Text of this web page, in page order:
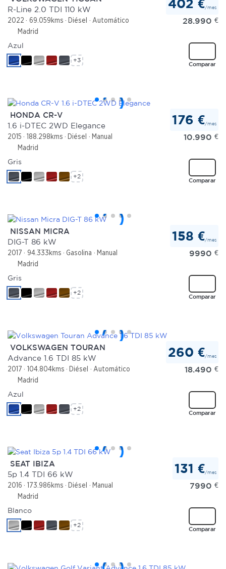
R-Line 2.0 TDI 110 kW
2022 69.059kms Diésel
Automático
Madrid
402 €/mes
28.990 €
Comparar
Azul
+3
HONDA CR-V
1.6 i-DTEC 2WD Elegance
2015 188.298kms Diésel
Manual
Madrid
176 €/mes
10.990 €
Comparar
Gris
+2
NISSAN MICRA
DIG-T 86 kW
2017 94.333kms Gasolina
Manual
Madrid
158 €/mes
9990 €
Comparar
Gris
+2
VOLKSWAGEN TOURAN
Advance 1.6 TDI 85 kW
2017 104.804kms Diésel
Automático
Madrid
260 €/mes
18.490 €
Comparar
Azul
+2
SEAT IBIZA
5p 1.4 TDI 66 kW
2016 173.986kms Diésel
Manual
Madrid
131 €/mes
7990 €
Comparar
Blanco
+2